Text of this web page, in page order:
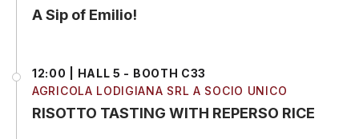
A Sip of Emilio!
12:00 | HALL 5 - BOOTH C33
AGRICOLA LODIGIANA SRL A SOCIO UNICO
RISOTTO TASTING WITH REPERSO RICE